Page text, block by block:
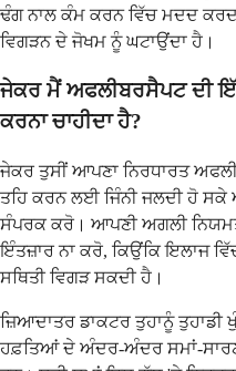
ਢੰਗ ਨਾਲ ਕੰਮ ਕਰਨ ਵਿੱਚ ਮਦਦ
ਵਿਗੜਨ ਦੇ ਜੋਖਮ ਨੂੰ ਘਟਾਉਂਦਾ ਹੈ।
ਜੇਕਰ ਮੈਂ ਅਫਲੀਬਰਸੈਪਟ ਦੀ
ਕਰਨਾ ਚਾਹੀਦਾ ਹੈ?
ਜੇਕਰ ਤੁਸੀਂ ਆਪਣਾ ਨਿਰਧਾਰਤ
ਤਹਿ ਕਰਨ ਲਈ ਜਿੰਨੀ ਜਲਦੀ ਹੋ
ਸੰਪਰਕ ਕਰੋ। ਆਪਣੀ ਅਗਲੀ
ਇੰਤਜ਼ਾਰ ਨਾ ਕਰੋ, ਕਿਉਂਕਿ ਇਲਾਜ
ਸਥਿਤੀ ਵਿਗੜ ਸਕਦੀ ਹੈ।
ਜ਼ਿਆਦਾਤਰ ਡਾਕਟਰ ਤੁਹਾਨੂੰ
ਹਫ਼ਤਿਆਂ ਦੇ ਅੰਦਰ-ਅੰਦਰ ਸਮਾਂ-